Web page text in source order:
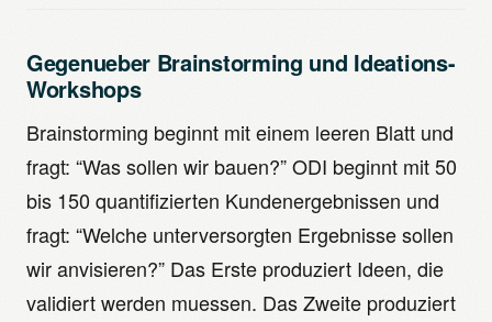
Gegenueber Brainstorming und Ideations-
Workshops
Brainstorming beginnt mit einem leeren Blatt und
fragt: “Was sollen wir bauen?” ODI beginnt mit 50
bis 150 quantifizierten Kundenergebnissen und
fragt: “Welche unterversorgten Ergebnisse sollen
wir anvisieren?” Das Erste produziert Ideen, die
validiert werden muessen. Das Zweite produziert